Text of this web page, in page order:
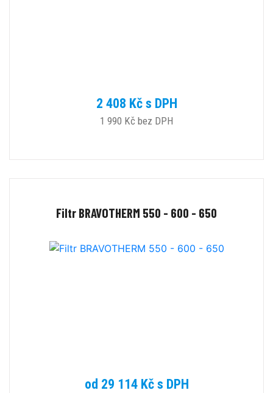
2 408 Kč s DPH
1 990 Kč bez DPH
Filtr BRAVOTHERM 550 - 600 - 650
od 29 114 Kč s DPH